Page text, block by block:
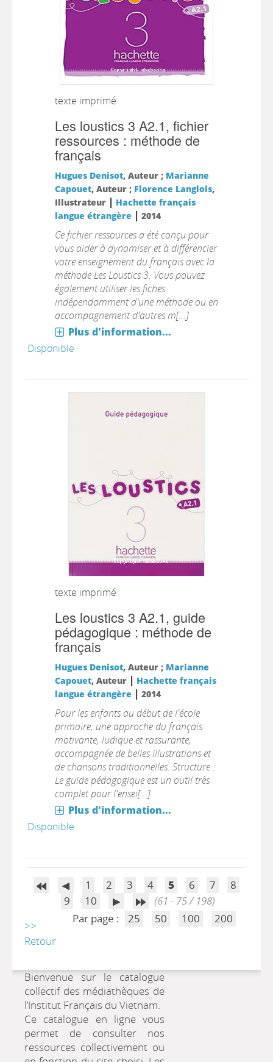
texte imprimé
Les loustics 3 A2.1, fichier
ressources : méthode de
français
Hugues Denisot, Auteur ; Marianne
Capouet, Auteur ; Florence Langlois,
Illustrateur | Hachette français
langue étrangère | 2014
Ce fichier ressources a été conçu pour
vous aider à dynamiser et à différencier
votre enseignement du français avec la
méthode Les Loustics 3. Vous pouvez
également utiliser les fiches
indépendamment d'une méthode ou en
accompagnement d'autres m[...]
Plus d'information...
Disponible
texte imprimé
Les loustics 3 A2.1, guide
pédagogique : méthode de
français
Hugues Denisot, Auteur ; Marianne
Capouet, Auteur | Hachette français
langue étrangère | 2014
Pour les enfants au début de l'école
primaire, une approche du français
motivante, ludique et rassurante,
accompagnée de belles illustrations et
de chansons traditionnelles. Structure :
Le guide pédagogique est un outil très
complet pour l'ensei[...]
Plus d'information...
Disponible
1 2 3 4 5 6 7
8
9
10
(61 - 75 / 198)
Par page :
25 50 100 200
>>
Retour
Bienvenue sur le catalogue
collectif des médiathèques de
l’Institut Français du Vietnam.
Ce catalogue en ligne vous
permet de consulter nos
ressources collectivement ou